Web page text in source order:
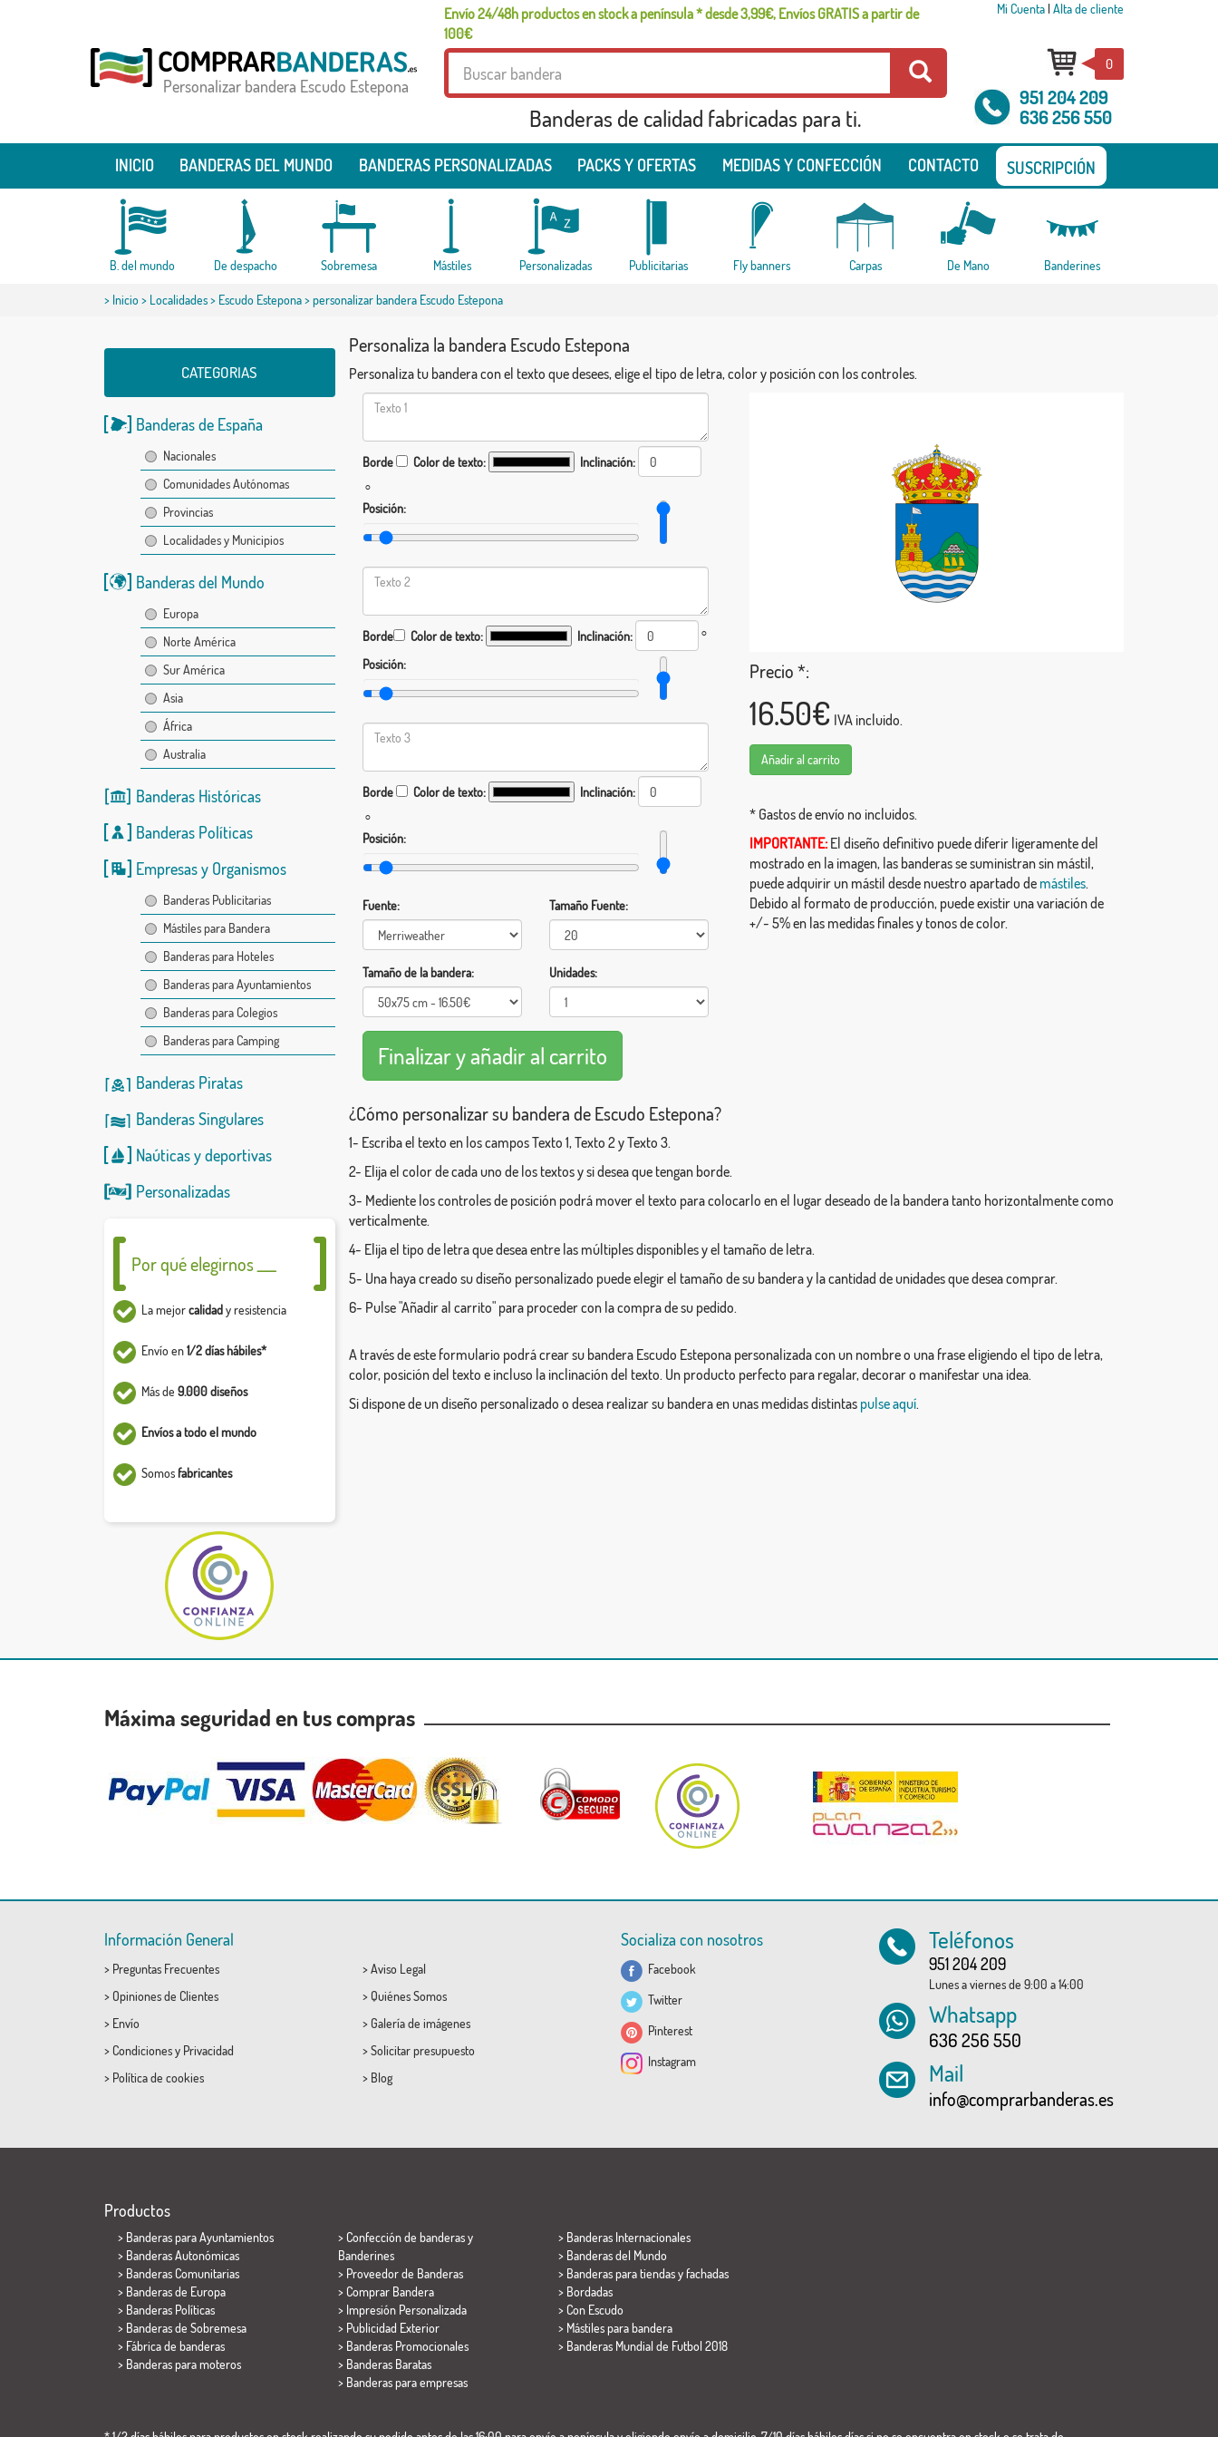
Envío 24/48h productos en stock a península * desde 3,99€, Envíos GRATIS a partir de
100€
Mi Cuenta| Alta de cliente
Personalizar bandera Escudo Estepona
Banderas de calidad fabricadas para ti.
0
951 204 209
636 256 550
INICIO BANDERAS DEL MUNDO BANDERAS PERSONALIZADAS PACKS Y OFERTAS MEDIDAS Y CONFECCIÓN CONTACTO SUSCRIPCIÓN
B. del mundo De despacho Sobremesa Mástiles Personalizadas Publicitarias Fly banners Carpas De Mano Banderines
> Inicio> Localidades> Escudo Estepona> personalizar bandera Escudo Estepona
CATEGORIAS
Banderas de España
Nacionales
Comunidades Autónomas
Provincias
Localidades y Municipios
Banderas del Mundo
Europa
Norte América
Sur América
Asia
África
Australia
Banderas Históricas
Banderas Políticas
Empresas y Organismos
Banderas Publicitarias
Mástiles para Bandera
Banderas para Hoteles
Banderas para Ayuntamientos
Banderas para Colegios
Banderas para Camping
Banderas Piratas
Banderas Singulares
Naúticasydeportivas
Personalizadas
Por qué elegirnos ___
La mejorcalidady resistencia
Envío en1/2 días hábiles*
Más de 9.000 diseños
Envíos a todo el mundo
Somosfabricantes
Personaliza la bandera Escudo Estepona
Personaliza tu bandera con el texto que desees, elige el tipo de letra, color y posición con los controles.
Borde Color de texto:
Inclinación:
°
Posición:
Borde Color de texto: Inclinación:
°
Posición:
Borde Color de texto:
Inclinación:
°
Posición:
Fuente: Tamaño Fuente:
Tamaño de la bandera: Unidades:
Precio *:
16.50€ IVA incluido.
Añadir al carrito
* Gastos de envío no incluidos.
IMPORTANTE: El diseño definitivo puede diferir ligeramente del
mostrado en la imagen, las banderas se suministran sin mástil,
puede adquirir un mástil desde nuestro apartado de mástiles.
Debido al formato de producción, puede existir una variación de
+/- 5% en las medidas finales y tonos de color.
¿Cómo personalizar su bandera de Escudo Estepona?
1- Escriba el texto en los campos Texto 1, Texto 2 y Texto 3.
2- Elija el color de cada uno de los textos y si desea que tengan borde.
3- Mediente los controles de posición podrá mover el texto para colocarlo en el lugar deseado de la bandera tanto horizontalmente como
verticalmente.
4- Elija el tipo de letra que desea entre las múltiples disponibles y el tamaño de letra.
5- Una haya creado su diseño personalizado puede elegir el tamaño de su bandera y la cantidad de unidades que desea comprar.
6- Pulse "Añadir al carrito" para proceder con la compra de su pedido.
A través de este formulario podrá crear su bandera Escudo Estepona personalizada con un nombre o una frase eligiendo el tipo de letra,
color, posición del texto e incluso la inclinación del texto. Un producto perfecto para regalar, decorar o manifestar una idea.
Si dispone de un diseño personalizado o desea realizar su bandera en unas medidas distintas pulse aquí.
Máxima seguridad en tus compras
Información General
> Preguntas Frecuentes
> Opiniones de Clientes
> Envío
> Condicionesy Privacidad
> Política de cookies
> Aviso Legal
> Quiénes Somos
> Galería de imágenes
> Solicitar presupuesto
> Blog
Socializa con nosotros
Facebook
Twitter
Pinterest
Instagram
Teléfonos
951 204 209
Lunes a viernes de 9:00 a 14:00
Whatsapp
636 256 550
Mail
info@comprarbanderas.es
Productos
> Banderas para Ayuntamientos
> Banderas Autonómicas
> Banderas Comunitarias
> Banderas de Europa
> Banderas Políticas
> Banderas de Sobremesa
> Fábrica de banderas
> Banderas para moteros
> Confección de banderas y
Banderines
> Proveedor de Banderas
> Comprar Bandera
> Impresión Personalizada
> Publicidad Exterior
> Banderas Promocionales
> Banderas Baratas
> Banderas para empresas
> Banderas Internacionales
> Banderas del Mundo
> Banderas para tiendas y fachadas
> Bordadas
> Con Escudo
> Mástiles para bandera
> Banderas Mundial de Futbol 2018